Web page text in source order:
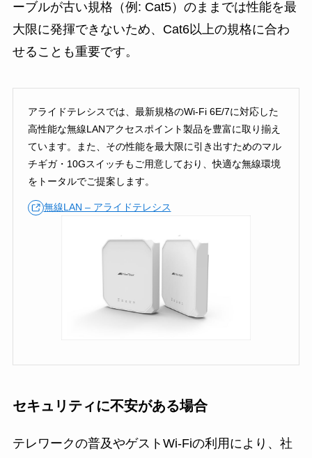
ーブルが古い規格（例: Cat5）のままでは性能を最
大限に発揮できないため、Cat6以上の規格に合わ
せることも重要です。
アライドテレシスでは、最新規格のWi-Fi 6E/7に対応した
高性能な無線LANアクセスポイント製品を豊富に取り揃え
ています。また、その性能を最大限に引き出すためのマル
チギガ・10Gスイッチもご用意しており、快適な無線環境
をトータルでご提案します。
無線LAN – アライドテレシス
セキュリティに不安がある場合
テレワークの普及やゲストWi-Fiの利用により、社